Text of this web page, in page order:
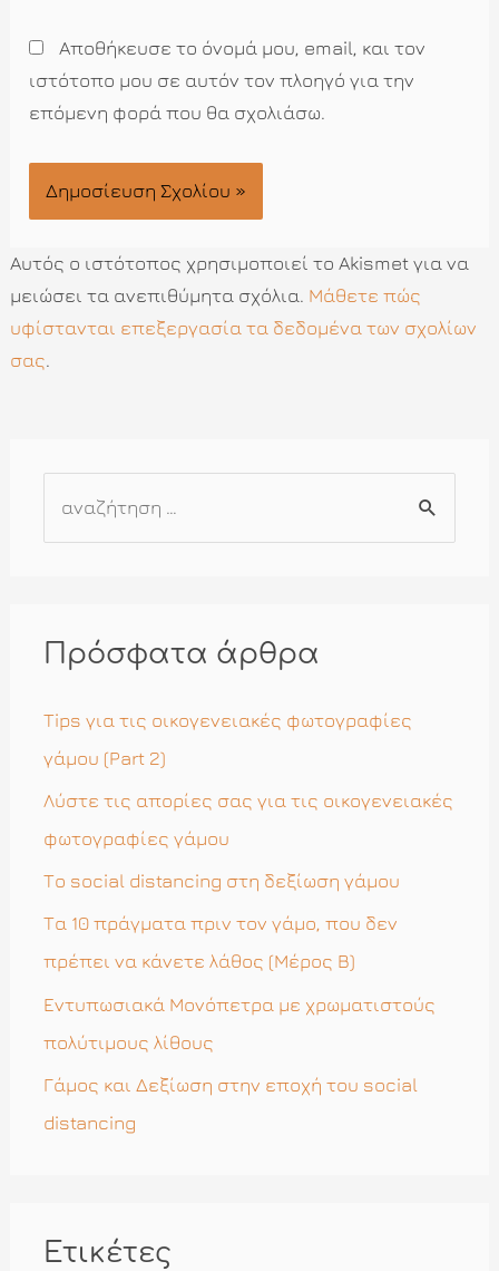
Αποθήκευσε το όνομά μου, email, και τον
ιστότοπο μου σε αυτόν τον πλοηγό για την
επόμενη φορά που θα σχολιάσω.
Αυτός ο ιστότοπος χρησιμοποιεί το Akismet για να
μειώσει τα ανεπιθύμητα σχόλια. Μάθετε πώς
υφίστανται επεξεργασία τα δεδομένα των σχολίων
σας.
ή
η
σ
η
γ
Πρόσφατα άρθρα
Tips για τις οικογενειακές φωτογραφίες
γάμου (Part 2)
Λύστε τις απορίες σας για τις οικογενειακές
φωτογραφίες γάμου
Το social distancing στη δεξίωση γάμου
Τα 10 πράγματα πριν τον γάμο, που δεν
πρέπει να κάνετε λάθος (Μέρος Β)
Εντυπωσιακά Μονόπετρα με χρωματιστούς
πολύτιμους λίθους
Γάμος και Δεξίωση στην εποχή του social
distancing
Ετικέτες